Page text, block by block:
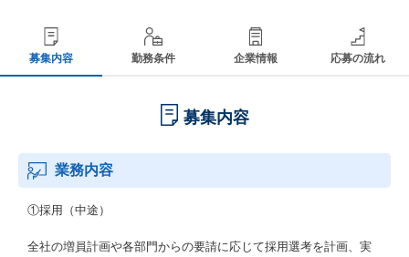
募集内容 勤務条件 企業情報 応募の流れ
募集内容
業務内容
①採用（中途）
全社の増員計画や各部門からの要請に応じて採用選考を計画、実